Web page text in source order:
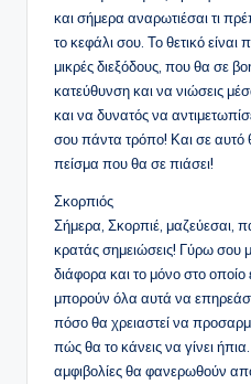
και σήμερα αναρωτιέσαι τι
το κεφάλι σου. Το θετικό είναι
μικρές διεξόδους, που θα σε
κατεύθυνση και να νιώσεις
και να δυνατός να
σου πάντα τρόπο! Και σε αυτό
πείσμα που θα σε πιάσει!
Σκορπιός
Σήμερα, Σκορπιέ, μαζεύεσαι,
κρατάς σημειώσεις! Γύρω σου
διάφορα και το μόνο στο οποίο
μπορούν όλα αυτά να
πόσο θα χρειαστεί να
πώς θα το κάνεις να γίνει
αμφιβολίες θα φανερωθούν